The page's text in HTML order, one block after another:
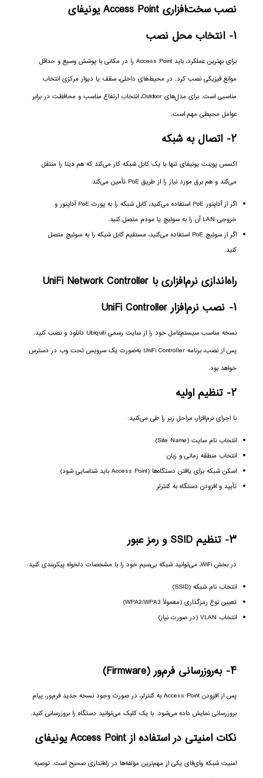
نصب سخت‌افزاری Access Point یونیفای
۱- انتخاب محل نصب
برای بهترین عملکرد، باید Access Point را در مکانی با پوشش وسیع و حداقل
موانع فیزیکی نصب کرد. در محیط‌های داخلی، سقف یا دیوار مرکزی انتخاب
مناسبی است. برای مدل‌های Outdoor، انتخاب ارتفاع مناسب و محافظت در برابر
عوامل محیطی مهم است.
۲- اتصال به شبکه
اکسس پوینت یونیفای تنها با یک کابل شبکه کار می‌کند که هم دیتا را منتقل
می‌کند و هم برق مورد نیاز را از طریق PoE تأمین می‌کند:
اگر از آداپتور PoE استفاده می‌کنید، کابل شبکه را به پورت PoE آداپتور و
خروجی LAN آن را به سوئیچ یا مودم متصل کنید.
اگر از سوئیچ PoE استفاده می‌کنید، مستقیم کابل شبکه را به سوئیچ متصل
کنید.
راه‌اندازی نرم‌افزاری با UniFi Network Controller
۱- نصب نرم‌افزار UniFi Controller
نسخه مناسب سیستم‌عامل خود را از سایت رسمی Ubiquiti دانلود و نصب کنید.
پس از نصب، برنامه UniFi Controller به‌صورت یک سرویس تحت وب در دسترس
خواهد بود.
۲- تنظیم اولیه
با اجرای نرم‌افزار، مراحل زیر را طی می‌کنید:
انتخاب نام سایت (Site Name)
انتخاب منطقه زمانی و زبان
اسکن شبکه برای یافتن دستگاه‌ها (Access Point باید شناسایی شود)
تأیید و افزودن دستگاه به کنترلر
۳- تنظیم SSID و رمز عبور
در بخش WiFi، می‌توانید شبکه بی‌سیم خود را با مشخصات دلخواه پیکربندی کنید:
انتخاب نام شبکه (SSID)
تعیین نوع رمزگذاری (معمولاً WPA2/WPA3)
انتخاب VLAN (در صورت نیاز)
۴- به‌روزرسانی فرم‌ور (Firmware)
پس از افزودن Access Point به کنترلر، در صورت وجود نسخه جدید فرم‌ور، پیام
بروزرسانی نمایش داده می‌شود. با یک کلیک می‌توانید دستگاه را بروزرسانی کنید.
نکات امنیتی در استفاده از Access Point یونیفای
امنیت شبکه وای‌فای یکی از مهم‌ترین مؤلفه‌ها در راه‌اندازی صحیح است. توصیه